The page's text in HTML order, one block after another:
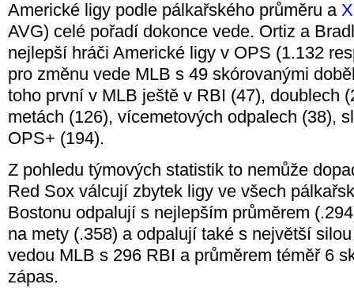
Americké ligy podle pálkařského průměru a
AVG) celé pořadí dokonce vede. Ortiz a
nejlepší hráči Americké ligy v OPS (1.132
pro změnu vede MLB s 49 skórovanými
toho první v MLB ještě v RBI (47), doublech
metách (126), vícemetových odpalech (38),
OPS+ (194).
Z pohledu týmových statistik to nemůže
Red Sox válcují zbytek ligy ve všech
Bostonu odpalují s nejlepším průměrem
na mety (.358) a odpalují také s největší
vedou MLB s 296 RBI a průměrem téměř 6
zápas.